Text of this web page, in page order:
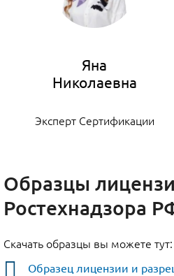
Яна
Эксперт Сертификации
Образцы
Ростехнадзора
Скачать образцы вы можете тут:
Образец лицензии и